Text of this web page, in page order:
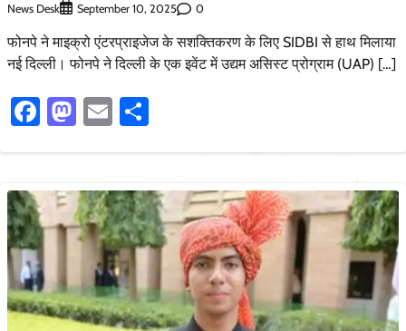
News Desk September 10, 2025 0
फोनपे ने माइक्रो एंटरप्राइजेज के सशक्तिकरण के लिए SIDBI से हाथ मिलाया
नई दिल्ली। फोनपे ने दिल्ली के एक इवेंट में उद्यम असिस्ट प्रोग्राम (UAP) […]
Facebook
Mastodon
Email